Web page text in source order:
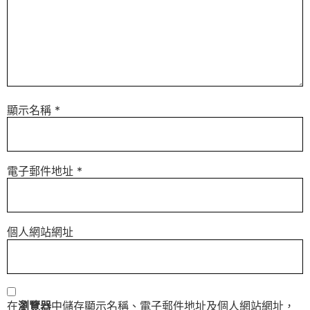
顯示名稱 *
電子郵件地址 *
個人網站網址
在瀏覽器中儲存顯示名稱、電子郵件地址及個人網站網址，